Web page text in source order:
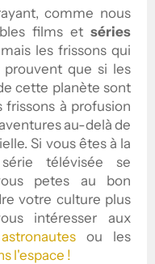
comme nous
films et séries
les frissons qui
prouvent que si les
cette planète sont
frissons à profusion
au-delà de
Si vous êtes à la
télévisée se
petes au bon
votre culture plus
intéresser aux
ou les
l'espace !